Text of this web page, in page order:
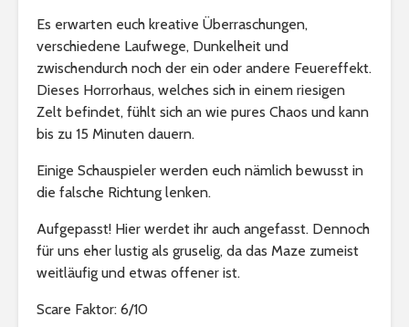
Es erwarten euch kreative Überraschungen,
verschiedene Laufwege, Dunkelheit und
zwischendurch noch der ein oder andere Feuereffekt.
Dieses Horrorhaus, welches sich in einem riesigen
Zelt befindet, fühlt sich an wie pures Chaos und kann
bis zu 15 Minuten dauern.
Einige Schauspieler werden euch nämlich bewusst in
die falsche Richtung lenken.
Aufgepasst! Hier werdet ihr auch angefasst. Dennoch
für uns eher lustig als gruselig, da das Maze zumeist
weitläufig und etwas offener ist.
Scare Faktor: 6/10